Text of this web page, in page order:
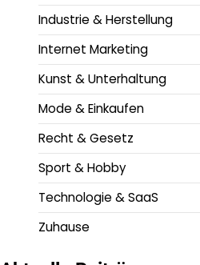
Industrie & Herstellung
Internet Marketing
Kunst & Unterhaltung
Mode & Einkaufen
Recht & Gesetz
Sport & Hobby
Technologie & SaaS
Zuhause